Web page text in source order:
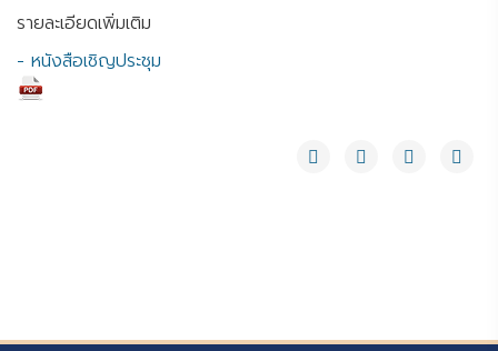
รายละเอียดเพิ่มเติม
- หนังสือเชิญประชุม